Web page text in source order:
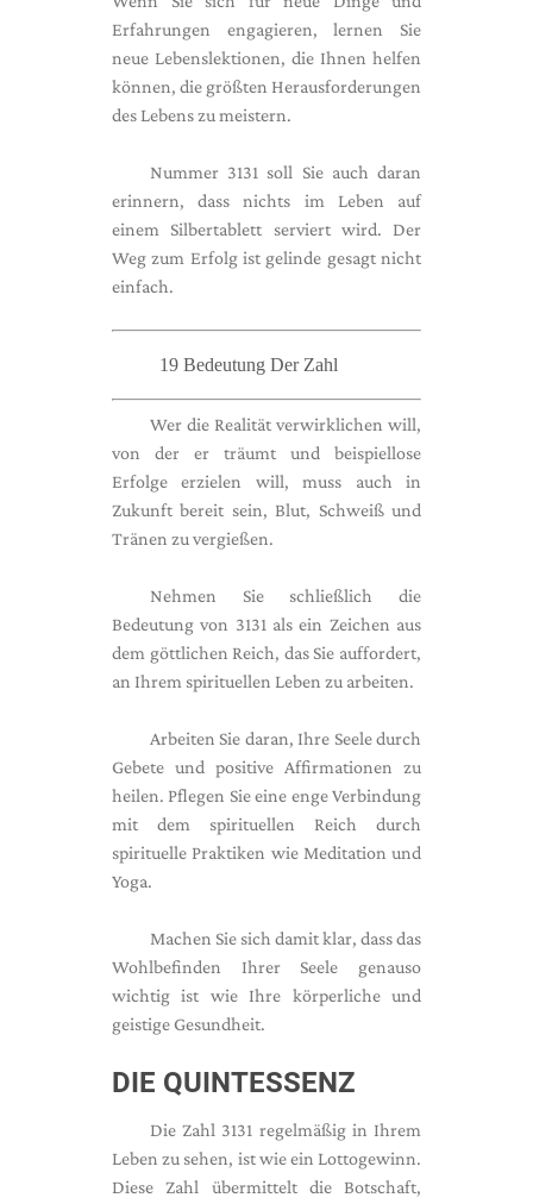
Erfahrungen engagieren, lernen Sie
neue Lebenslektionen, die Ihnen helfen
können, die größten Herausforderungen
des Lebens zu meistern.
Nummer 3131 soll Sie auch daran
erinnern, dass nichts im Leben auf
einem Silbertablett serviert wird. Der
Weg zum Erfolg ist gelinde gesagt nicht
einfach.
19 Bedeutung Der Zahl
Wer die Realität verwirklichen will,
von der er träumt und beispiellose
Erfolge erzielen will, muss auch in
Zukunft bereit sein, Blut, Schweiß und
Tränen zu vergießen.
Nehmen Sie schließlich die
Bedeutung von 3131 als ein Zeichen aus
dem göttlichen Reich, das Sie auffordert,
an Ihrem spirituellen Leben zu arbeiten.
Arbeiten Sie daran, Ihre Seele durch
Gebete und positive Affirmationen zu
heilen. Pflegen Sie eine enge Verbindung
mit dem spirituellen Reich durch
spirituelle Praktiken wie Meditation und
Yoga.
Machen Sie sich damit klar, dass das
Wohlbefinden Ihrer Seele genauso
wichtig ist wie Ihre körperliche und
geistige Gesundheit.
DIE QUINTESSENZ
Die Zahl 3131 regelmäßig in Ihrem
Leben zu sehen, ist wie ein Lottogewinn.
Diese Zahl übermittelt die Botschaft,